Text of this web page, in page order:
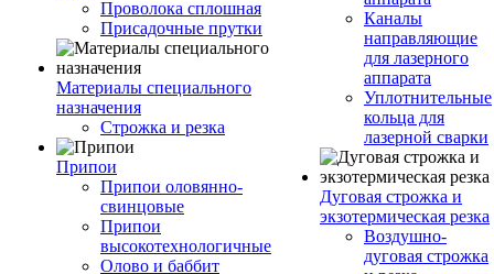
Проволока сплошная
Присадочные прутки
Материалы специального
назначения
Строжка и резка
Припои
Припои оловянно-
свинцовые
Припои
высокотехнологичные
Олово и баббит
Каналы
направляющие
для лазерного
аппарата
Уплотнительные
кольца для
лазерной сварки
Дуговая строжка и
экзотермическая резка
Воздушно-
дуговая строжка